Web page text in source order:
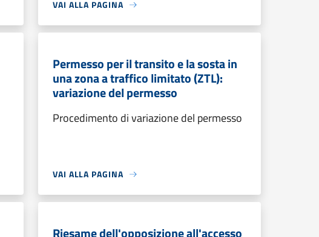
VAI ALLA PAGINA
Permesso per il transito e la sosta in
una zona a traffico limitato (ZTL):
variazione del permesso
Procedimento di variazione del permesso
VAI ALLA PAGINA
Riesame dell'opposizione all'accesso